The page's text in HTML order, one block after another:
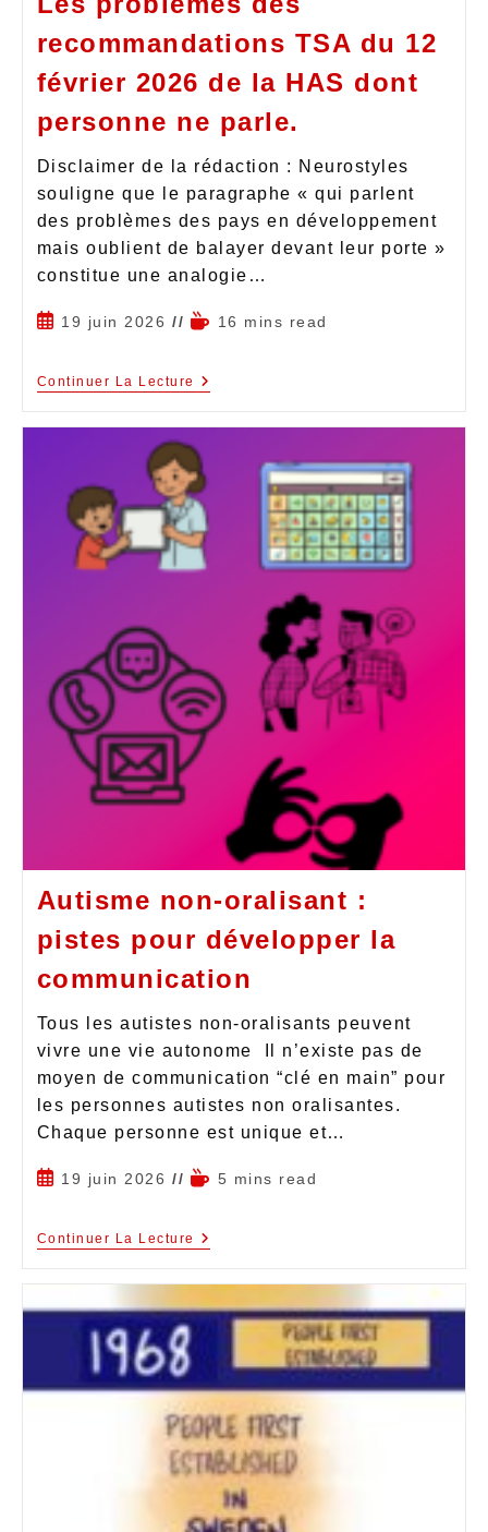
recommandations TSA du 12
février 2026 de la HAS dont
personne ne parle.
Disclaimer de la rédaction : Neurostyles
souligne que le paragraphe « qui parlent
des problèmes des pays en développement
mais oublient de balayer devant leur porte »
constitue une analogie…
19 juin 2026 16 mins read
Continuer La Lecture
Autisme non-oralisant :
pistes pour développer la
communication
Tous les autistes non-oralisants peuvent
vivre une vie autonome Il n’existe pas de
moyen de communication “clé en main” pour
les personnes autistes non oralisantes.
Chaque personne est unique et…
19 juin 2026 5 mins read
Continuer La Lecture